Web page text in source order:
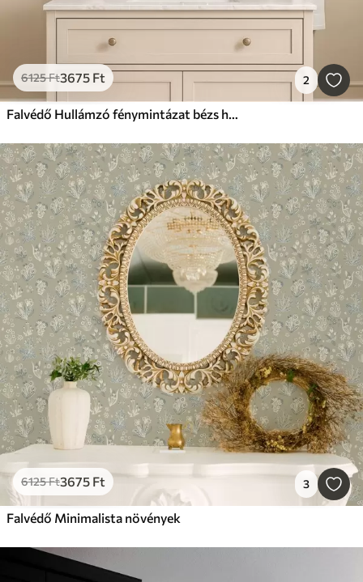
6125Ft3675 Ft 2
Falvédő Hullámzó fénymintázat bézs háttér előtt
6125Ft3675 Ft 3
Falvédő Minimalista növények